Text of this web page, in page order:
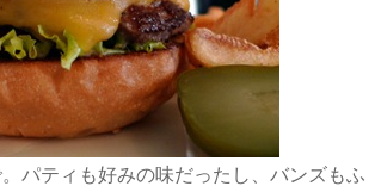
パティも好みの味だったし、バンズもふ